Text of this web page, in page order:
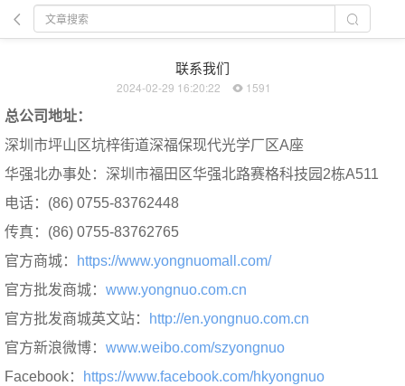
联系我们
2024-02-29 16:20:22
1591
总公司地址：
深圳市坪山区坑梓街道深福保现代光学厂区A座
华强北办事处：深圳市福田区华强北路赛格科技园2栋A511
电话：(86) 0755-83762448
传真：(86) 0755-83762765
官方商城：
https://www.yongnuomall.com/
官方批发商城： www.yongnuo.com.cn
官方批发商城英文站：
http://en.yongnuo.com.cn
官方新浪微博： www.weibo.com/szyongnuo
Facebook：
https://www.facebook.com/hkyongnuo